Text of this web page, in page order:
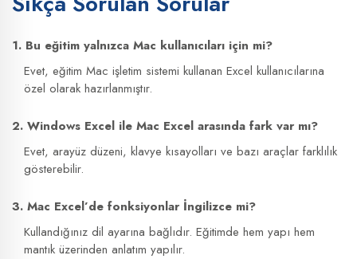
1. Bu eğitim yalnızca Mac kullanıcıları için mi?
Evet, eğitim Mac işletim sistemi kullanan Excel kullanıcılarına
özel olarak hazırlanmıştır.
2. Windows Excel ile Mac Excel arasında fark var mı?
Evet, arayüz düzeni, klavye kısayolları ve bazı araçlar farklılık
gösterebilir.
3. Mac Excel’de fonksiyonlar İngilizce mi?
Kullandığınız dil ayarına bağlıdır. Eğitimde hem yapı hem
mantık üzerinden anlatım yapılır.